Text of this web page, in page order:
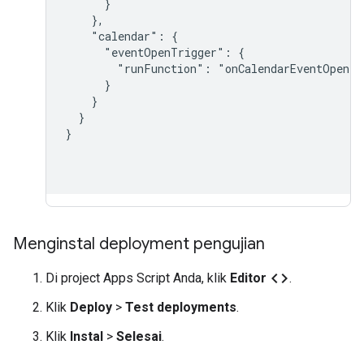
      }
    },
    "calendar": {
      "eventOpenTrigger": {
        "runFunction": "onCalendarEventOpen"
      }
    }
  }
}
Menginstal deployment pengujian
Di project Apps Script Anda, klik Editor code.
Klik Deploy > Test deployments.
Klik Instal > Selesai.